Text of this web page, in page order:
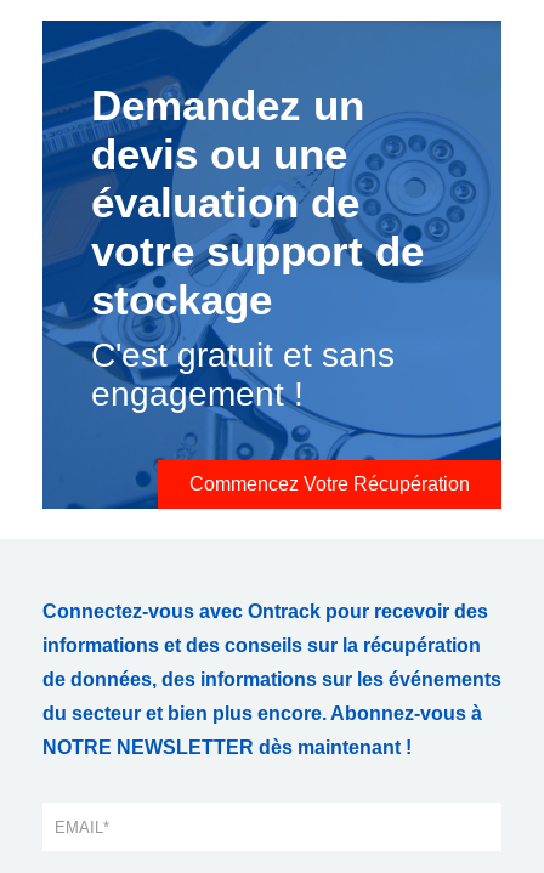
Demandez un
devis ou une
évaluation de
votre support de
stockage
C'est gratuit et sans
engagement !
Commencez Votre Récupération
Connectez-vous avec Ontrack pour recevoir des
informations et des conseils sur la récupération
de données, des informations sur les événements
du secteur et bien plus encore. Abonnez-vous à
NOTRE NEWSLETTER dès maintenant !